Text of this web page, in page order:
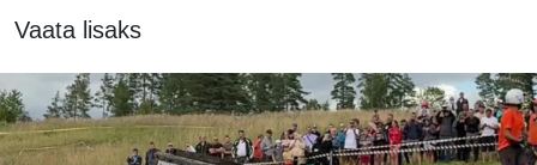
Vaata lisaks